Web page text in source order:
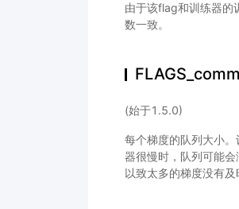
由于该flag和训练器的
数一致。
(始于1.5.0)
每个梯度的队列大小
器很慢时，队列可能
以致太多的梯度没有